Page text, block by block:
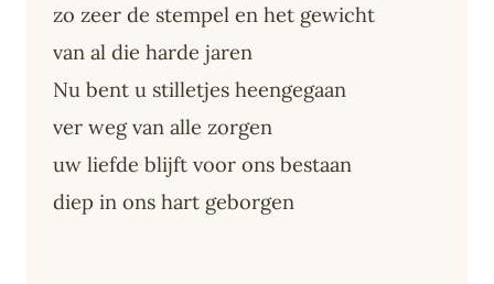
zo zeer de stempel en het gewicht
van al die harde jaren
Nu bent u stilletjes heengegaan
ver weg van alle zorgen
uw liefde blijft voor ons bestaan
diep in ons hart geborgen